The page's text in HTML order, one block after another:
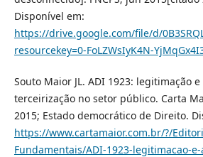
Disponível em:
https://drive.google.com/file/d/
resourcekey=0-FoLZWsIyK4N-
Souto Maior JL. ADI 1923: legitimação
terceirização no setor público. Carta
2015; Estado democrático de Direito.
https://www.cartamaior.com.br/?/
Fundamentais/ADI-1923-legitimacao-